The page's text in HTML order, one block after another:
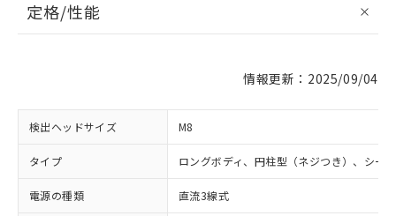
定格/性能
情報更新：2025/09/04
検出ヘッドサイズ M8
タイプ ロングボディ、円柱型（ネジつき）、シー
電源の種類 直流3線式